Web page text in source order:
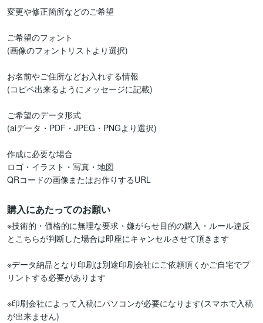
変更や修正箇所などのご希望
ご希望のフォント
(画像のフォントリストより選択)
お名前やご住所などお入れする情報
(コピペ出来るようにメッセージに記載)
ご希望のデータ形式
(aiデータ・PDF・JPEG・PNGより選択)
作成に必要な場合
ロゴ・イラスト・写真・地図
QRコードの画像またはお作りするURL
購入にあたってのお願い
※技術的・価格的に無理な要求・嫌がらせ目的の購入・ルール違反
とこちらが判断した場合は即座にキャンセルさせて頂きます
※データ納品となり印刷は別途印刷会社にご依頼頂くかご自宅でプ
リントする必要があります
※印刷会社によって入稿にパソコンが必要になります(スマホで入稿
が出来ません)